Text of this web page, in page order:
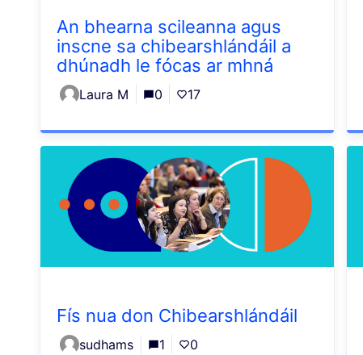
An bhearna scileanna agus
inscne sa chibearshlándáil a
dhúnadh le fócas ar mhná
Laura M 0 17
Fís nua don Chibearshlándáil
sudhams 1 0